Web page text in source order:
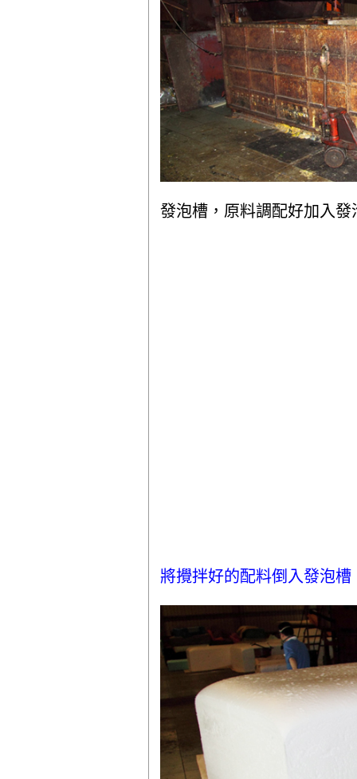
發泡槽，原料調配好加入
將攪拌好的配料倒入發泡